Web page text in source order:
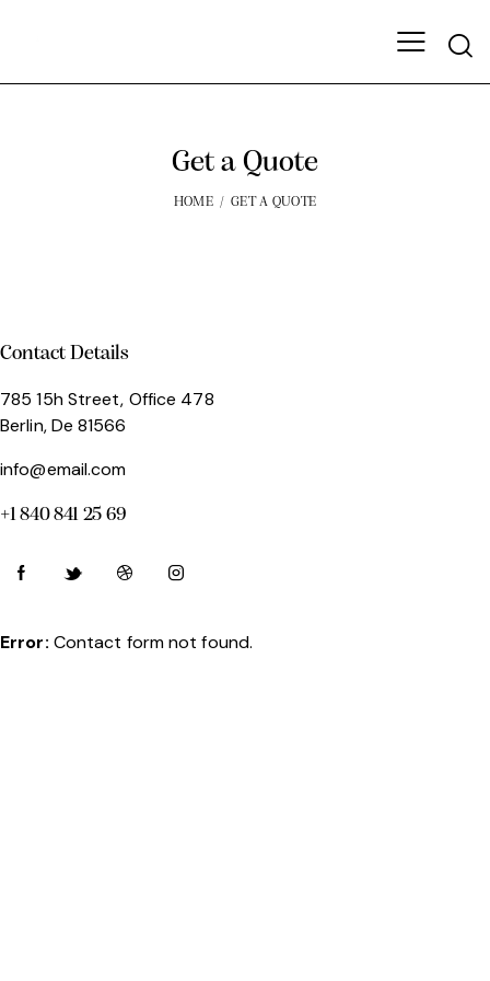
Get a Quote
HOME GET A QUOTE
Contact Details
785 15h Street, Office 478
Berlin, De 81566
info@email.com
+1 840 841 25 69
Error: Contact form not found.